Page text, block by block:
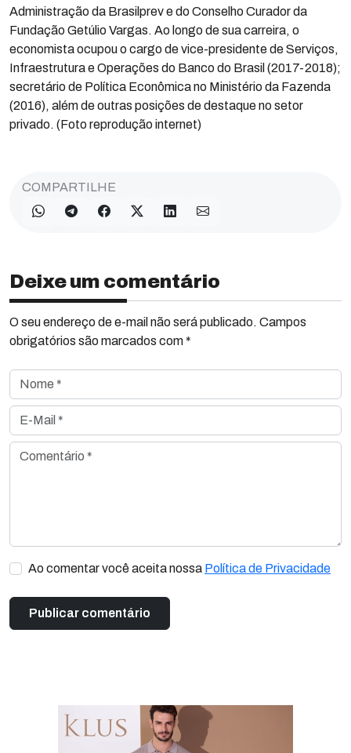
Administração da Brasilprev e do Conselho Curador da
Fundação Getúlio Vargas. Ao longo de sua carreira, o
economista ocupou o cargo de vice-presidente de Serviços,
Infraestrutura e Operações do Banco do Brasil (2017-2018);
secretário de Política Econômica no Ministério da Fazenda
(2016), além de outras posições de destaque no setor
privado. (Foto reprodução internet)
COMPARTILHE
Deixe um comentário
O seu endereço de e-mail não será publicado. Campos
obrigatórios são marcados com *
Nome *
E-Mail *
Comentário *
Ao comentar você aceita nossa Política de Privacidade